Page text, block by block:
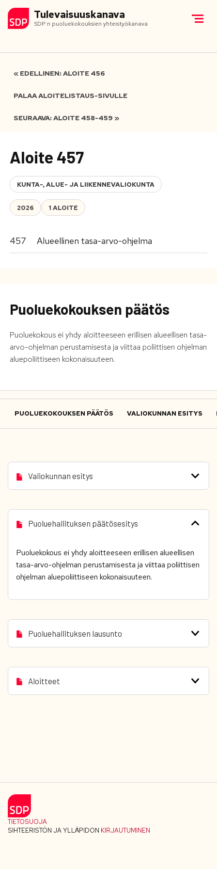
Tulevaisuuskanava
SDP:n puoluekokouksien yhteistyökanava
« EDELLINEN: ALOITE 456
PALAA ALOITELISTAUS-SIVULLE
SEURAAVA: ALOITE 458-459 »
Aloite 457
KUNTA-, ALUE- JA LIIKENNEVALIOKUNTA
2026 1 ALOITE
457 Alueellinen tasa-arvo-ohjelma
Puoluekokouksen päätös
Puoluekokous ei yhdy aloitteeseen erillisen alueellisen tasa-
arvo-ohjelman perustamisesta ja viittaa poliittisen ohjelman
aluepoliittiseen kokonaisuuteen.
PUOLUEKOKOUKSEN PÄÄTÖS VALIOKUNNAN ESITYS
Valiokunnan esitys
Puoluehallituksen päätösesitys
Puoluekokous ei yhdy aloitteeseen erillisen alueellisen
tasa-arvo-ohjelman perustamisesta ja viittaa poliittisen
ohjelman aluepoliittiseen kokonaisuuteen.
Puoluehallituksen lausunto
Aloitteet
TIETOSUOJA
SIHTEERISTÖN JA YLLÄPIDON KIRJAUTUMINEN